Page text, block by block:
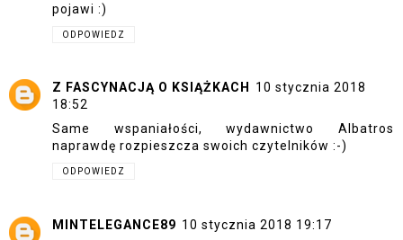
pojawi :)
ODPOWIEDZ
Z FASCYNACJĄ O KSIĄŻKACH
10 stycznia 2018
18:52
Same wspaniałości, wydawnictwo Albatros
naprawdę rozpieszcza swoich czytelników :-)
ODPOWIEDZ
MINTELEGANCE89 10 stycznia 2018 19:17